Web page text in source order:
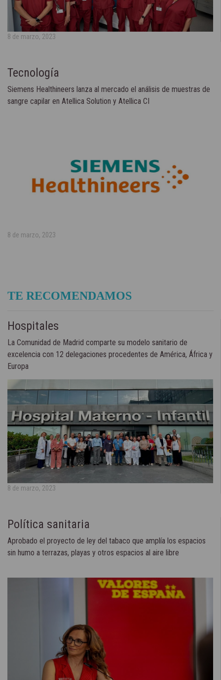
8 de marzo, 2023
Tecnología
Siemens Healthineers lanza al mercado el análisis de muestras de
sangre capilar en Atellica Solution y Atellica CI
8 de marzo, 2023
TE RECOMENDAMOS
Hospitales
La Comunidad de Madrid comparte su modelo sanitario de
excelencia con 12 delegaciones procedentes de América, África y
Europa
8 de marzo, 2023
Política sanitaria
Aprobado el proyecto de ley del tabaco que amplía los espacios
sin humo a terrazas, playas y otros espacios al aire libre